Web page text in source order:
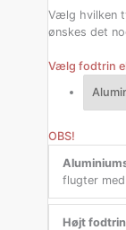
Vælg hvilken
ønskes det
Vælg fodtrin
OBS!
flugter
Højt fodtrin